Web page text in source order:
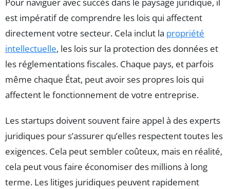
est impératif de comprendre les lois qui affectent
directement votre secteur. Cela inclut la propriété
intellectuelle, les lois sur la protection des données et
les réglementations fiscales. Chaque pays, et parfois
même chaque État, peut avoir ses propres lois qui
affectent le fonctionnement de votre entreprise.
Les startups doivent souvent faire appel à des experts
juridiques pour s’assurer qu’elles respectent toutes les
exigences. Cela peut sembler coûteux, mais en réalité,
cela peut vous faire économiser des millions à long
terme. Les litiges juridiques peuvent rapidement